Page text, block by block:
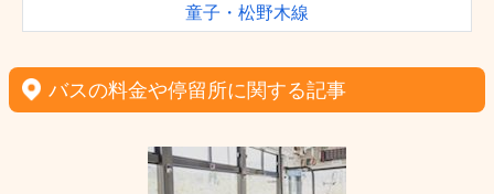
童子・松野木線
バスの料金や停留所に関する記事